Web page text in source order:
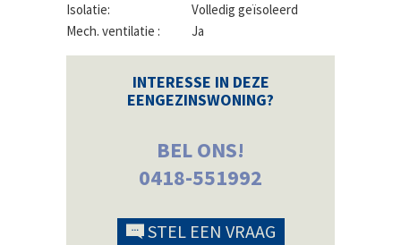
Isolatie:
Volledig geïsoleerd
Mech. ventilatie :
Ja
INTERESSE IN DEZE
EENGEZINSWONING?
BEL ONS!
0418-551992
STEL EEN VRAAG